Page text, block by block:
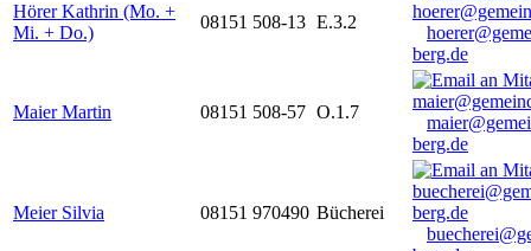
Hörer Kathrin (Mo. +
Mi. + Do.)
08151 508-13 E.3.2
berg.de
Maier Martin 08151 508-57 O.1.7
berg.de
Meier Silvia 08151 970490 Bücherei